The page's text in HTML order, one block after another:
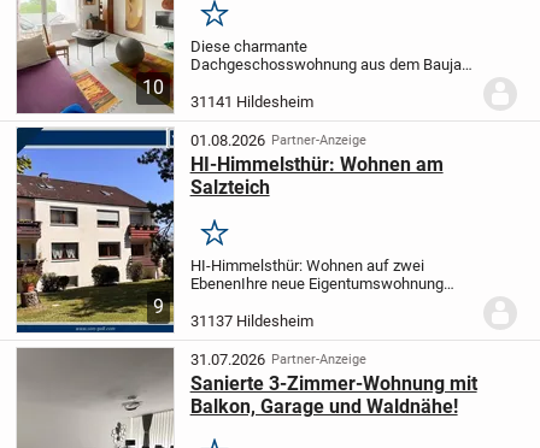
10
Kapitalanleger&Selbstnutzer!
Merken
Diese charmante
Dachgeschosswohnung aus dem Baujahr
gefragten Wohnlage von Hildesheim-
Itzum.Mit einer Wohnfläche von ca. 47 m²
(exakt 47,44 m²) verteilt auf zwei...
31141 Hildesheim
9
01.08.2026 Partner-Anzeige
HI-Himmelsthür: Wohnen am
Salzteich
Merken
HI-Himmelsthür: Wohnen auf zwei
EbenenIhre neue Eigentumswohnung
Mehrfamilienhaus mit vier Parteien in
einer ruhigen Sackgasse - idyllisch
gelegen nahe des Salzteichs....
31137 Hildesheim
31.07.2026 Partner-Anzeige
Sanierte 3-Zimmer-Wohnung mit
Balkon, Garage und Waldnähe!